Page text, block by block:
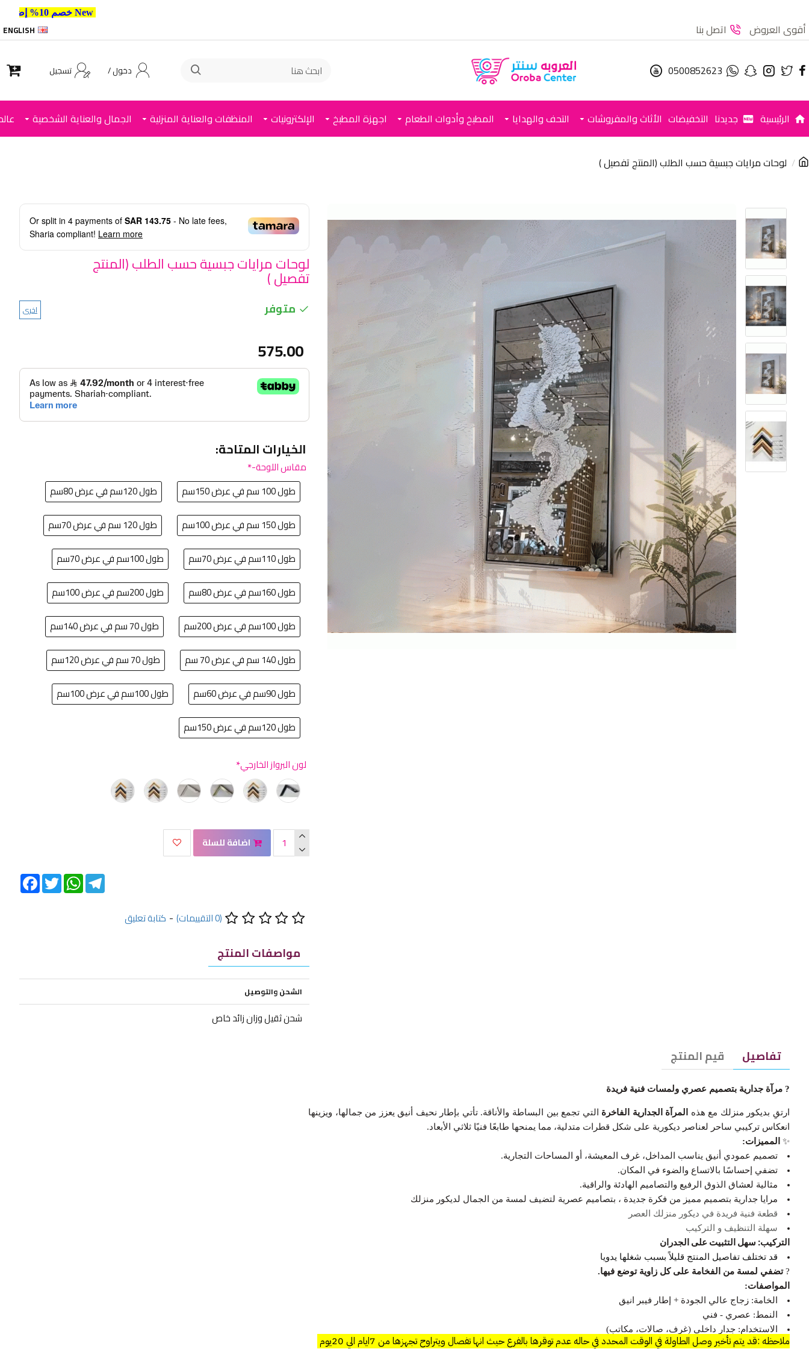
أقوى العروض اتصل بنا ENGLISH
0500852623 دخول / تسجيل
الرئيسية جديدنا التخفيضات الأثاث والمفروشات التحف والهدايا المطبخ وأدوات الطعام اجهزة المطبخ الإلكترونيات المنظفات والعناية المنزلية الجمال والعناية الشخصية
لوحات مرايات جبسية حسب الطلب (المنتج تفصيل )
Or split in 4 payments of SAR 143.75 - No late fees,
Sharia compliant! Learn more
لوحات مرايات جبسية حسب الطلب (المنتج
تفصيل )
متوفر اخرى
(0 التقييمات) - كتابة تعليق
575.00
الخيارات المتاحة:
مقاس اللوحة-
طول 100 سم في عرض 150سم
طول 120سم في عرض 80سم
طول 150 سم في عرض 100سم
طول 120 سم في عرض 70سم
طول 110سم في عرض 70سم
طول 100سم في عرض 70سم
طول 160سم في عرض 80سم
طول 200سم في عرض 100سم
طول 100سم في عرض 200سم
طول 70 سم في عرض 140سم
طول 140 سم في عرض 70 سم
طول 70 سم في عرض 120سم
طول 90سم في عرض 60سم
طول 100سم في عرض 100سم
طول 120سم في عرض 150سم
لون البرواز الخارجي
اضافة للسلة
FacebookTwitter
WhatsAppTelegram
مواصفات المنتج
الشحن والتوصيل
شحن ثقيل وزان زائد خاص
تفاصيل قيم المنتج
? مرآة جدارية بتصميم عصري ولمسات فنية فريدة
ارتقِ بديكور منزلك مع هذه المرآة الجدارية الفاخرة التي تجمع بين البساطة والأناقة. تأتي بإطار نحيف أنيق يعزز من جمالها، ويزينها
انعكاس تركيبي ساحر لعناصر ديكورية على شكل قطرات متدلية، مما يمنحها طابعًا فنيًا ثلاثي الأبعاد.
✨ المميزات:
تصميم عمودي أنيق يناسب المداخل، غرف المعيشة، أو المساحات التجارية.
تضفي إحساسًا بالاتساع والضوء في المكان.
مثالية لعشاق الذوق الرفيع والتصاميم الهادئة والراقية.
مرايا جدارية بتصميم مميز من فكرة جديدة ، بتصاميم عصرية لتضيف لمسة من الجمال لديكور منزلك
قطعة فنية فريدة في ديكور منزلك العصر
سهلة التنظيف و التركيب
التركيب: سهل التثبيت على الجدران
قد تختلف تفاصيل المنتج قليلاً بسبب شغلها يدويا
?️تضفي لمسة من الفخامة على كل زاوية توضع فيها.
المواصفات:
الخامة: زجاج عالي الجودة + إطار فيبر انيق
النمط: عصري - فني
الاستخدام: جدار داخلي (غرف، صالات، مكاتب)
ملاحظه :قد يتم تأخير وصل الطاولة في الوقت المحدد في حاله عدم توقرها بالفرع حيث انها تفصال ويتراوح تجهزها من 7ايام الي 20يوم